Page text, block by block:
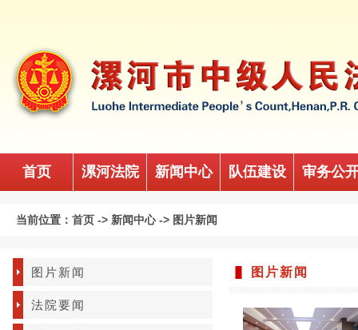
首页 漯河法院 新闻中心 队伍建设 审务公
当前位置： 首页 -> 新闻中心-> 图片新闻
图片新闻
法院要闻
图片新闻